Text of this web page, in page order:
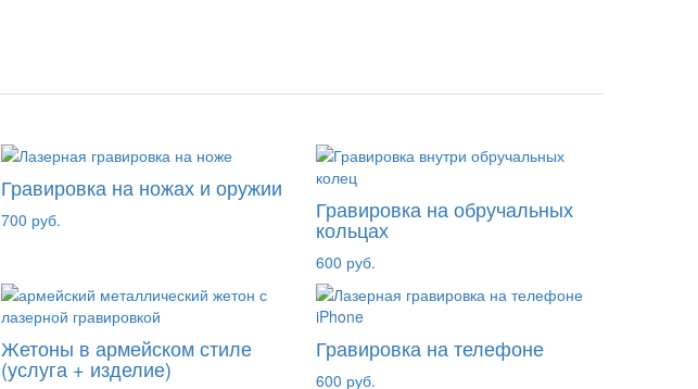
Гравировка на ножах и оружии
700 руб. Гравировка на обручальных
кольцах
600 руб.
Жетоны в армейском стиле
(услуга + изделие)
Гравировка на телефоне
600 руб.